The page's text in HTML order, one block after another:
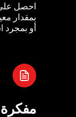
احصل
بمقدار
أو بمجرد
مفكرة